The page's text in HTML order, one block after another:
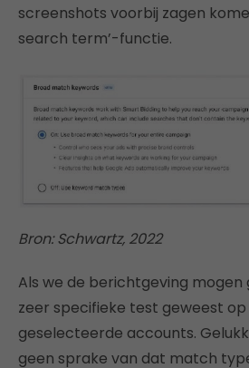
screenshots voorbij zagen
search term’-functie.
Bron: Schwartz, 2022
Als we de berichtgeving mogen
zeer specifieke test geweest
geselecteerde accounts.
geen sprake van dat match